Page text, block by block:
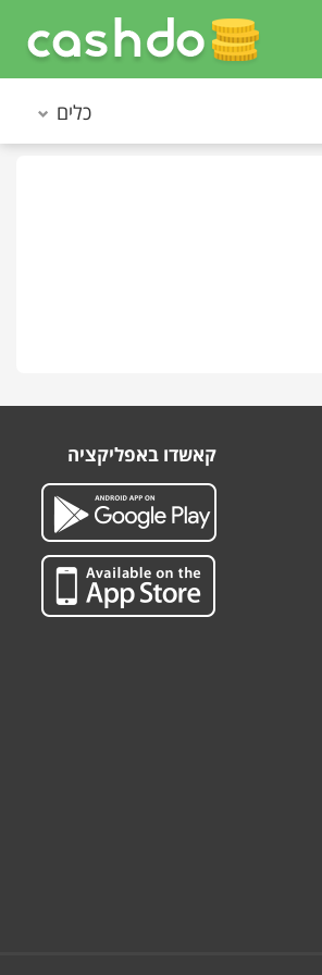
כלים
קאשדו באפליקציה